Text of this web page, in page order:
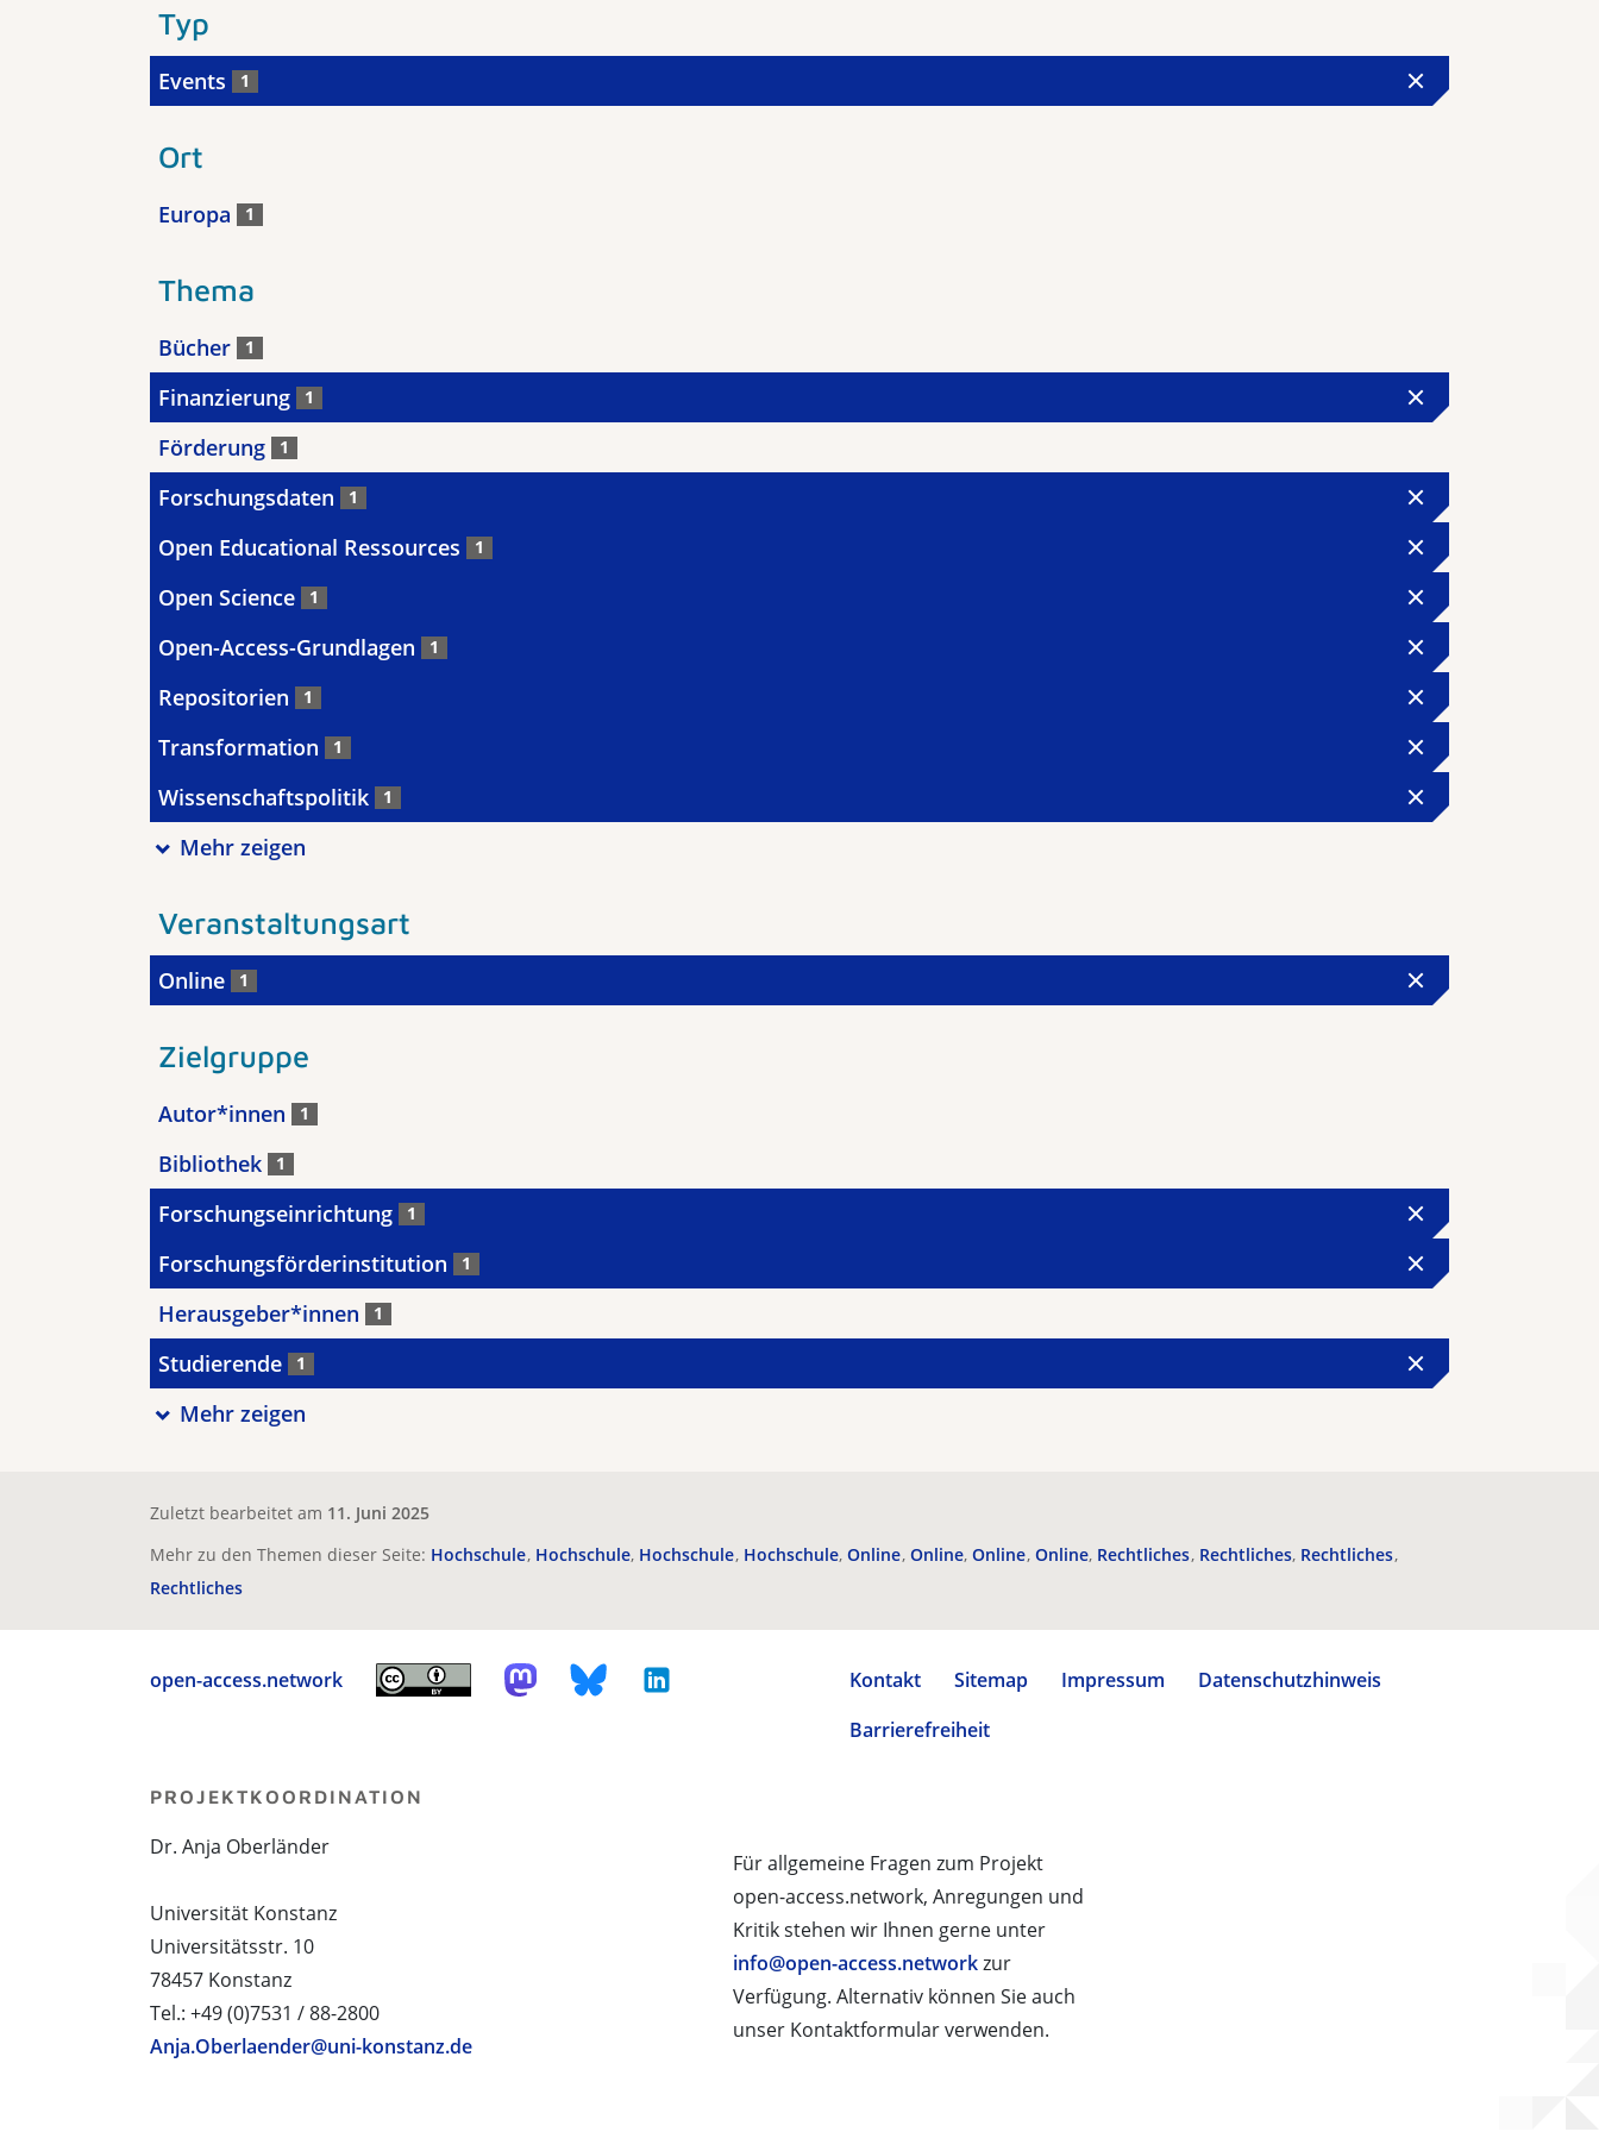
Typ
Events 1
Ort
Europa 1
Thema
Bücher 1
Finanzierung 1
Förderung 1
Forschungsdaten 1
Open Educational Ressources 1
Open Science 1
Open-Access-Grundlagen 1
Repositorien 1
Transformation 1
Wissenschaftspolitik 1
Mehr zeigen
Veranstaltungsart
Online 1
Zielgruppe
Autor*innen 1
Bibliothek 1
Forschungseinrichtung 1
Forschungsförderinstitution 1
Herausgeber*innen 1
Studierende 1
Mehr zeigen
Zuletzt bearbeitet am 11. Juni 2025
Mehr zu den Themen dieser Seite: Hochschule Hochschule Hochschule Hochschule Online Online Online Online Rechtliches Rechtliches Rechtliches
Rechtliches
open-access.network Kontakt Sitemap Impressum
Datenschutzhinweis
Barrierefreiheit
Für allgemeine Fragen zum Projekt
open-access.network, Anregungen und
Kritik stehen wir Ihnen gerne unter
info@open-access.networkzur
Verfügung. Alternativ können Sie auch
unser Kontaktformular verwenden.
PROJEKTKOORDINATION
Dr. Anja Oberländer
Universität Konstanz
Universitätsstr. 10
78457 Konstanz
Tel.: +49 (0)7531 / 88-2800
Anja.Oberlaender@uni-konstanz.de